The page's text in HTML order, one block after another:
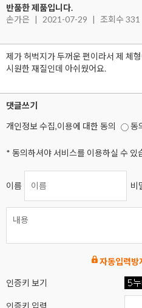
반품한 제품입니다.
손가은 | 2021-07-29 | 조회수 331
제가 허벅지가 두꺼운 편이라서 제 체
시원한 재질인데 아쉬웠어요.
댓글쓰기
개인정보 수집,이용에 대한 동의
동
* 동의하셔야 서비스를 이용하실 수 있
이름 비
자동입력방
인증키 보기
인증키 입력